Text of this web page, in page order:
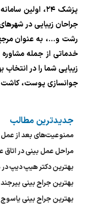
پزشک ۲۴،
جراحان زیبایی در
خدماتی از جمله
زیبایی شما را در
جوانسازی پوست، کاشت
جدیدترین مطالب
ممنوعیت‌های بعد از
مراحل عمل بینی در اتاق عمل
بهترین دکتر هیپ دیپ
بهترین جراح بینی بیرجند
بهترین جراح بینی یاسوج